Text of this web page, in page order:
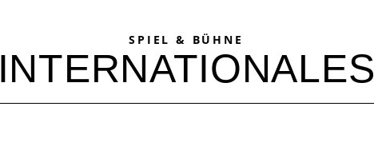
SPIEL & BÜHNE
INTERNATIONALES